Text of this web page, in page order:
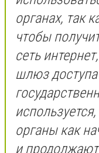
органах, так
чтобы
сеть
шлюз доступа
органы как
и продолжают